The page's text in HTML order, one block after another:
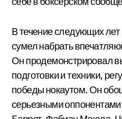
В течение следующих
сумел набрать
Он продемонстрировал
подготовки и техники,
победы нокаутом. Он
серьезными